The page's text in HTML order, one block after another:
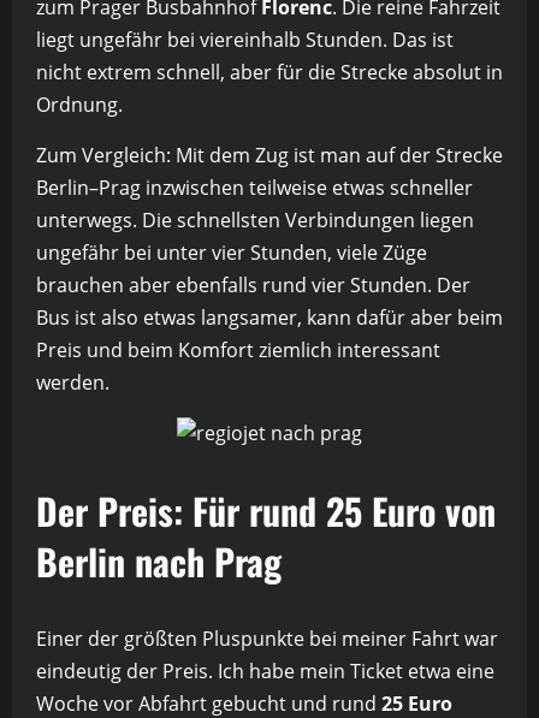
zum Prager Busbahnhof Florenc. Die reine Fahrzeit
liegt ungefähr bei viereinhalb Stunden. Das ist
nicht extrem schnell, aber für die Strecke absolut in
Ordnung.
Zum Vergleich: Mit dem Zug ist man auf der Strecke
Berlin–Prag inzwischen teilweise etwas schneller
unterwegs. Die schnellsten Verbindungen liegen
ungefähr bei unter vier Stunden, viele Züge
brauchen aber ebenfalls rund vier Stunden. Der
Bus ist also etwas langsamer, kann dafür aber beim
Preis und beim Komfort ziemlich interessant
werden.
Der Preis: Für rund 25 Euro von
Berlin nach Prag
Einer der größten Pluspunkte bei meiner Fahrt war
eindeutig der Preis. Ich habe mein Ticket etwa eine
Woche vor Abfahrt gebucht und rund 25 Euro